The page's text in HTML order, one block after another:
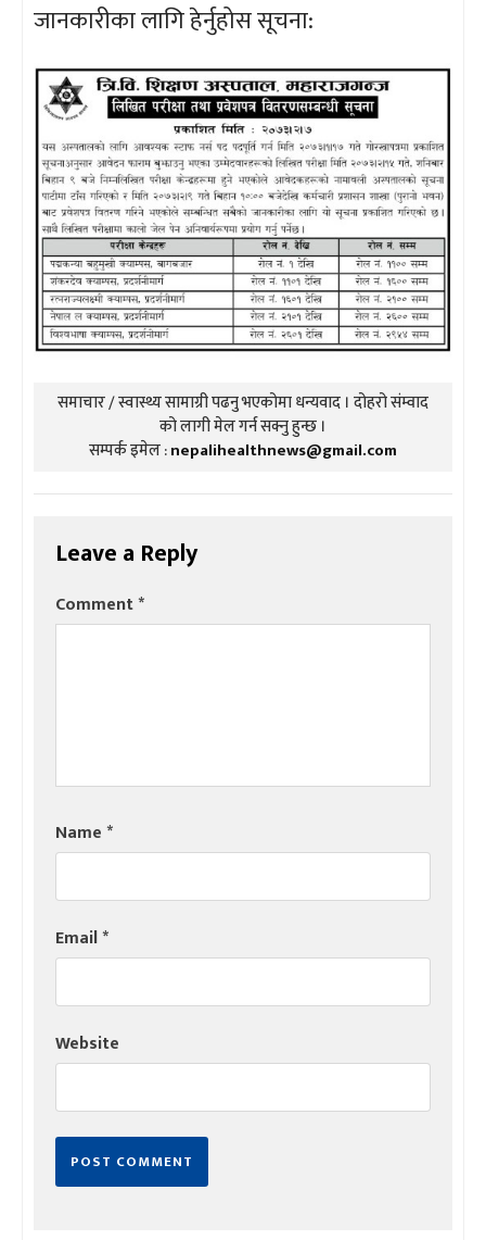
जानकारीका लागि हेर्नुहोस सूचना:
समाचार / स्वास्थ्य सामाग्री पढनु भएकोमा धन्यवाद । दोहरो संम्वाद
को लागी मेल गर्न सक्नु हुन्छ ।
सम्पर्क इमेल :nepalihealthnews@gmail.com
Leave a Reply
Comment*
Name*
Email*
Website